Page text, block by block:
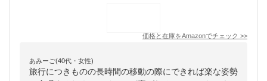
価格と在庫をAmazonでチェック >>
あみーご(40代・女性)
旅行につきものの長時間の移動の際にできれば楽な姿勢